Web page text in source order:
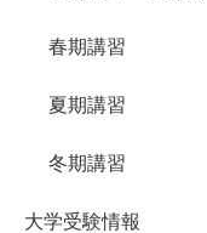
春期講習
夏期講習
冬期講習
大学受験情報